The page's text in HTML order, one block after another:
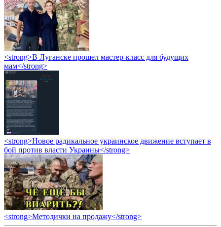
<strong>В Луганске прошел мастер-класс для будущих
мам</strong>
<strong>Новое радикальное украинское движение вступает в
бой против власти Украины</strong>
<strong>Методички на продажу</strong>